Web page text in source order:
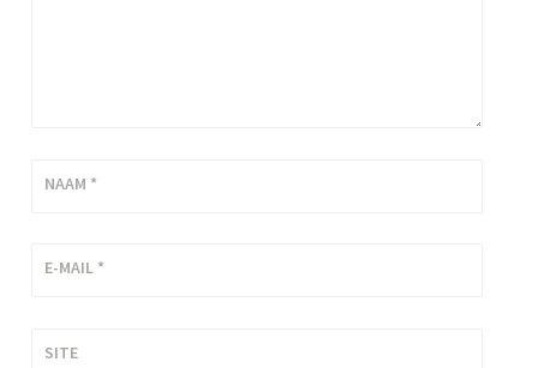
NAAM *
E-MAIL *
SITE